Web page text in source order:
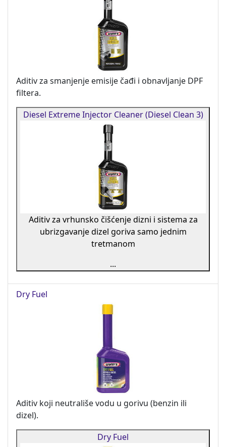
Aditiv za smanjenje emisije čađi i obnavljanje DPF
filtera.
Diesel Extreme Injector Cleaner (Diesel Clean 3)
Aditiv za vrhunsko čišćenje dizni i sistema za
ubrizgavanje dizel goriva samo jednim
tretmanom
...
Dry Fuel
Aditiv koji neutrališe vodu u gorivu (benzin ili
dizel).
Dry Fuel